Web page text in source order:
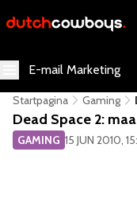
E-mail Marketing
Startpagina Gaming
Dead Space 2:
GAMING 15 JUN 2010,